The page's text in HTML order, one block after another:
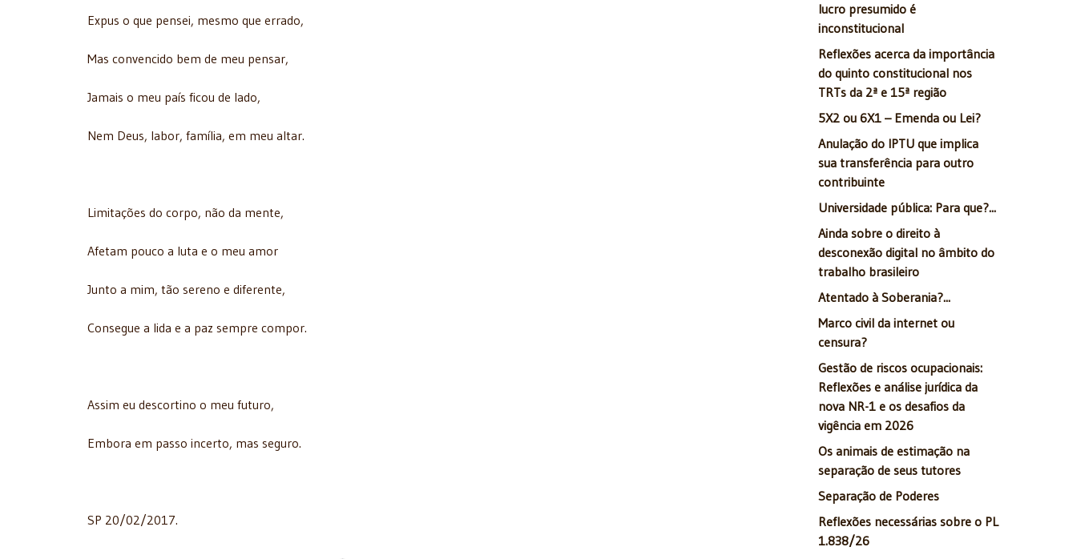
Expus o que pensei, mesmo que errado,
Mas convencido bem de meu pensar,
Jamais o meu país ficou de lado,
Nem Deus, labor, família, em meu altar.
Limitações do corpo, não da mente,
Afetam pouco a luta e o meu amor
Junto a mim, tão sereno e diferente,
Consegue a lida e a paz sempre compor.
Assim eu descortino o meu futuro,
Embora em passo incerto, mas seguro.
SP 20/02/2017.
lucro presumido é
inconstitucional
Reflexões acerca da importância
do quinto constitucional nos
TRTs da 2ª e 15ª região
5X2 ou 6X1 – Emenda ou Lei?
Anulação do IPTU que implica
sua transferência para outro
contribuinte
Universidade pública: Para que?...
Ainda sobre o direito à
desconexão digital no âmbito do
trabalho brasileiro
Atentado à Soberania?...
Marco civil da internet ou
censura?
Gestão de riscos ocupacionais:
Reflexões e análise jurídica da
nova NR-1 e os desafios da
vigência em 2026
Os animais de estimação na
separação de seus tutores
Separação de Poderes
Reflexões necessárias sobre o PL
1.838/26